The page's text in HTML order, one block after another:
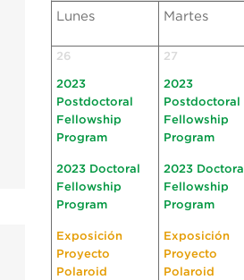
Lunes Martes
26
2023
Postdoctoral
Fellowship
Program
2023 Doctoral
Fellowship
Program
Exposición
Proyecto
Polaroid
27
2023
Postdoctoral
Fellowship
Program
2023 Doctoral
Fellowship
Program
Exposición
Proyecto
Polaroid